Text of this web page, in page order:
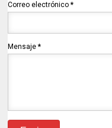
Correo electrónico*
Mensaje*